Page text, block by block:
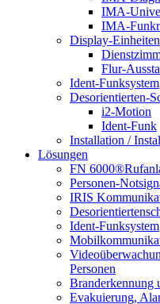
IMA-
IMA-
Display-Einheiten
Flur-
Ident-Funksystem
Desorientierten-
i2-Motion
Ident-Funk
Installation /
Lösungen
FN
Personen-
IRIS
Ident-Funksystem
Personen
Branderkennung
Evakuierung,